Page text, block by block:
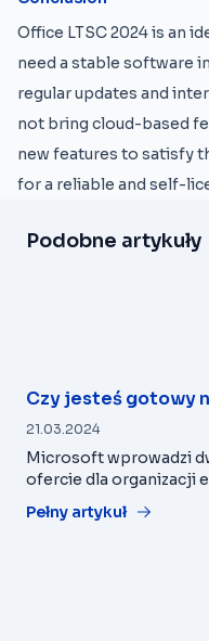
Office LTSC 2024 is an
need a stable software
regular updates and
not bring cloud-based
new features to satisfy
for a reliable and self-
Podobne artykuły
Czy jesteś gotowy
21.03.2024
Microsoft wprowadzi
ofercie dla organizacji
Pełny artykuł